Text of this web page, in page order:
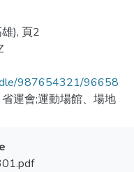
), 頁2
987654321/96658
運會;運動場館、場地